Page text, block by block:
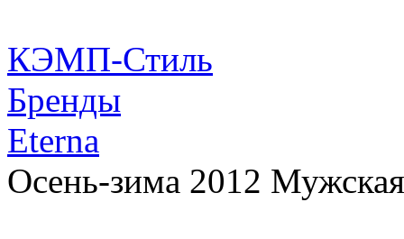
КЭМП-Стиль
Бренды
Eterna
Осень-зима 2012